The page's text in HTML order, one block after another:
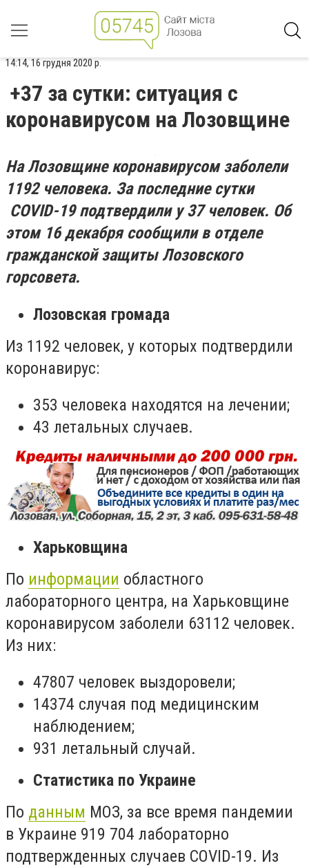
14:14, 16 грудня 2020 р.
+37 за сутки: ситуация с
коронавирусом на Лозовщине
На Лозовщине коронавирусом заболели
1192 человека. За последние сутки
COVID-19подтвердили у 37 человек. Об
этом 16 декабря сообщили в отделе
гражданской защиты Лозовского
горсовета.
Лозовская громада
Из 1192 человек, у которых подтвердили
коронавирус:
353 человека находятся на лечении;
43 летальных случаев.
Харьковщина
По информации областного
лабораторного центра, на Харьковщине
коронавирусом заболели 63112 человек.
Из них:
47807 человек выздоровели;
14374 случая под медицинским
наблюдением;
931 летальный случай.
Статистика по Украине
По данным МОЗ, за все время пандемии
в Украине 919 704 лабораторно
подтвержденных случаев COVID-19. Из